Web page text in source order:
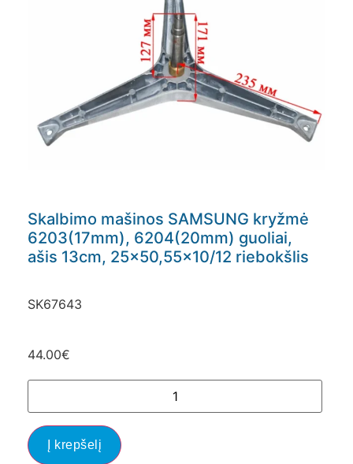
Skalbimo mašinos SAMSUNG kryžmė
6203(17mm), 6204(20mm) guoliai,
ašis 13cm, 25×50,55×10/12 riebokšlis
SK67643
44.00€
Į krepšelį